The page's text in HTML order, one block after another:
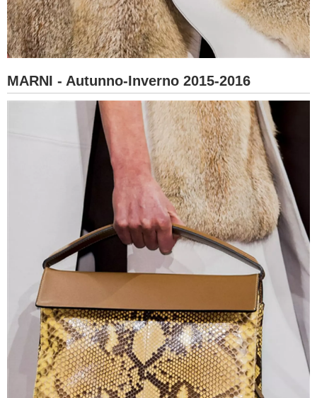
MARNI - Autunno-Inverno 2015-2016